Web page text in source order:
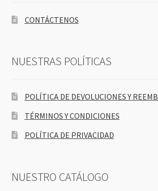
CONTÁCTENOS
NUESTRAS POLÍTICAS
POLÍTICA DE DEVOLUCIONES Y
TÉRMINOS Y CONDICIONES
POLÍTICA DE PRIVACIDAD
NUESTRO CATÁLOGO